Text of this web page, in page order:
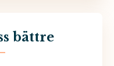
bättre